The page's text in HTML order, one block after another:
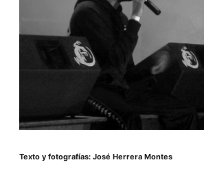
Texto y fotografías: José Herrera Montes